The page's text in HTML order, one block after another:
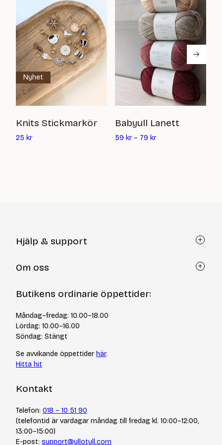
Knits Stickmarkör
25 krDet
Nyhet
Babyull Lanett
59 kr – 79 kr
Hjälp & support
Återköp via formulär
Frågor och svar
Integritetspolicy
Om oss
Kurser & events
Tips & tekniker
Varumärken
Jobba hos oss
Butikens ordinarie öppettider:
Måndag–fredag: 10.00–18.00
Lördag: 10.00–16.00
Söndag: Stängt
Se avvikande öppettider här.
Hitta hit
Kontakt
Telefon: 018 – 10 51 90
(telefontid är vardagar måndag till fredag kl. 10:00–12:00,
13:00–15:00)
E-post: support@yllotyll.com